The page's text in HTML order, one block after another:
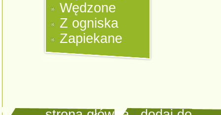
Wędzone
Z ogniska
Zapiekane